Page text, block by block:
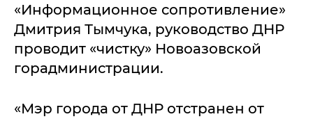
«Информационное сопротивление»
Дмитрия Тымчука, руководство ДНР
проводит «чистку» Новоазовской
горадминистрации.
«Мэр города от ДНР отстранен от